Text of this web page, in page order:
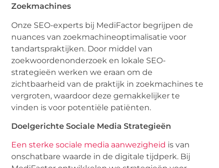
Zoekmachines
Onze SEO-experts bij MediFactor begrijpen de
nuances van zoekmachineoptimalisatie voor
tandartspraktijken. Door middel van
zoekwoordenonderzoek en lokale SEO-
strategieën werken we eraan om de
zichtbaarheid van de praktijk in zoekmachines te
vergroten, waardoor deze gemakkelijker te
vinden is voor potentiële patiënten.
Doelgerichte Sociale Media Strategieën
Een sterke sociale media aanwezigheid is van
onschatbare waarde in de digitale tijdperk. Bij